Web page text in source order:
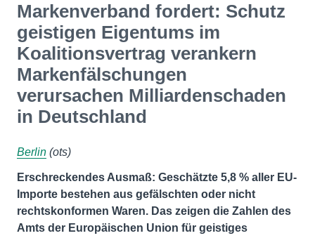
Markenverband fordert: Schutz
geistigen Eigentums im
Koalitionsvertrag verankern
Markenfälschungen
verursachen Milliardenschaden
in Deutschland
Berlin (ots)
Erschreckendes Ausmaß: Geschätzte 5,8 % aller EU-
Importe bestehen aus gefälschten oder nicht
rechtskonformen Waren. Das zeigen die Zahlen des
Amts der Europäischen Union für geistiges